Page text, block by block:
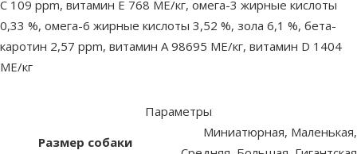
C 109 ppm, витамин E 768 МЕ/кг, омега-3 жирные кислоты
0,33 %, омега-6 жирные кислоты 3,52 %, зола 6,1 %, бета-
каротин 2,57 ppm, витамин А 98695 МЕ/кг, витамин D 1404
МЕ/кг
Параметры
Размер собаки
Миниатюрная, Маленькая,